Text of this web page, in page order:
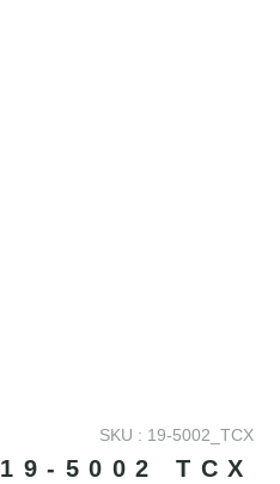
SKU : 19-5002_TCX
19-5002 TCX